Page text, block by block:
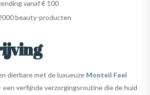
vanaf € 100
beauty-producten
dierbare met de luxueuze Monteil Feel
een verfijnde verzorgingsroutine die de huid